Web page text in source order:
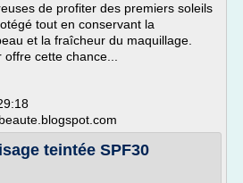
de profiter des premiers soleils
tout en conservant la
et la fraîcheur du maquillage.
cette chance...
teintée SPF30